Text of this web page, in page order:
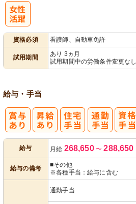
資格必須 看護師、自動車免許
試用期間
あり 3ヵ月
試用期間中の労働条件変更なし
給与・手当
給与 月給 268,650 〜 288,650
給与の備考
■その他
※各種手当：給与に含む
通勤手当